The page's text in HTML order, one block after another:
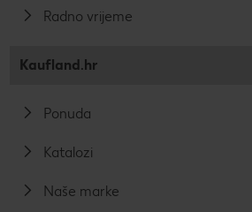
Radno vrijeme
Kaufland.hr
Ponuda
Katalozi
Naše marke